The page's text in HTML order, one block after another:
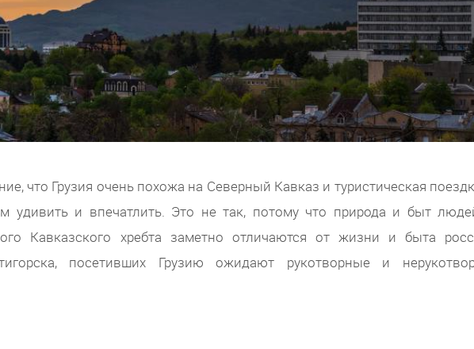
что Грузия очень похожа на Северный Кавказ и туристическая
удивить и впечатлить. Это не так, потому что природа и быт
Кавказского хребта заметно отличаются от жизни и быта
посетивших Грузию ожидают рукотворные и